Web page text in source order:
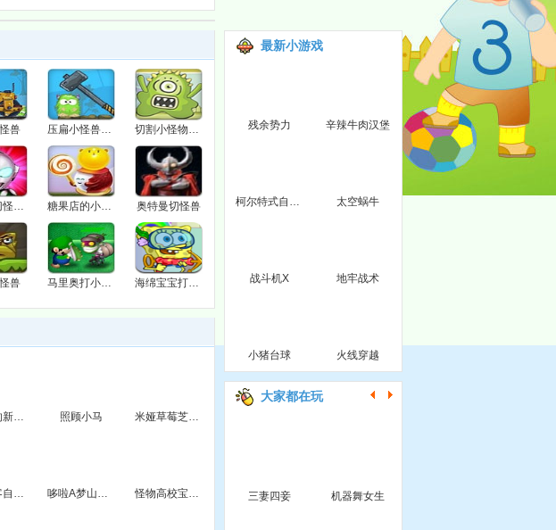
兽 压扁小怪兽关卡全开版 切割小怪物关卡全开版
奥特曼切怪兽无敌版 糖果店的小怪兽 奥特曼切怪兽
兽 马里奥打小怪兽 海绵宝宝打小怪兽
灰姑娘的新发型 照顾小马 米娅草莓芝士蛋糕
少年骇客自行车赛 哆啦A梦山地车比赛 怪物高校宝宝出生了
最新小游戏
残余势力 辛辣牛肉汉堡
柯尔特式自动手枪 太空蜗牛
战斗机X 地牢战术
小猪台球 火线穿越
大家都在玩
三妻四妾 机器舞女生